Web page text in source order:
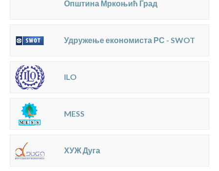
Општина Мркоњић Град
Удружење економиста РС - SWOT
ILO
MESS
ХУЖ Дуга